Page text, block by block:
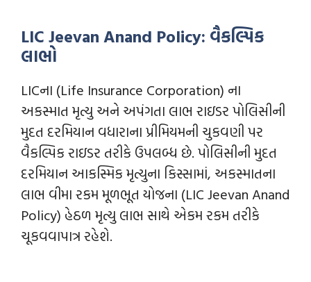
LIC Jeevan Anand Policy: વૈકલ્પિક
લાભો
LICના (Life Insurance Corporation) ના
અકસ્માત મૃત્યુ અને અપંગતા લાભ રાઇડર પોલિસીની
મુદત દરમિયાન વધારાના પ્રીમિયમની ચુકવણી પર
વૈકલ્પિક રાઇડર તરીકે ઉપલબ્ધ છે. પોલિસીની મુદત
દરમિયાન આકસ્મિક મૃત્યુના કિસ્સામાં, અકસ્માતના
લાભ વીમા રકમ મૂળભૂત યોજના (LIC Jeevan Anand
Policy) હેઠળ મૃત્યુ લાભ સાથે એકમ રકમ તરીકે
ચૂકવવાપાત્ર રહેશે.